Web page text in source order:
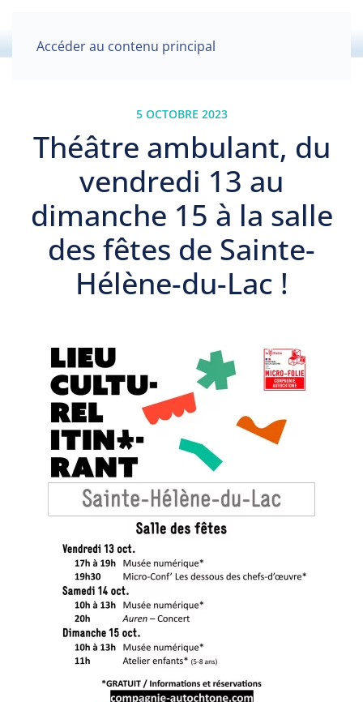
Accéder au contenu principal
5 OCTOBRE 2023
Théâtre ambulant, du
vendredi 13 au
dimanche 15 à la salle
des fêtes de Sainte-
Hélène-du-Lac !